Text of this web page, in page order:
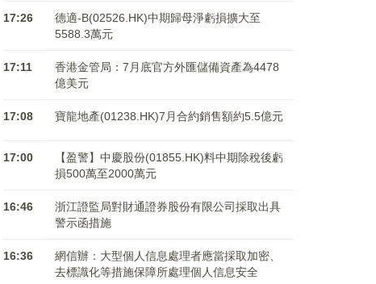
17:26
德適-B(02526.HK)中期歸母淨虧損擴大至
5588.3萬元
17:11
香港金管局：7月底官方外匯儲備資產為4478
億美元
17:08 寶龍地產(01238.HK)7月合約銷售額約5.5億元
17:00
【盈警】中慶股份(01855.HK)料中期除稅後虧
損500萬至2000萬元
16:46
浙江證監局對財通證券股份有限公司採取出具
警示函措施
16:36
網信辦：大型個人信息處理者應當採取加密、
去標識化等措施保障所處理個人信息安全